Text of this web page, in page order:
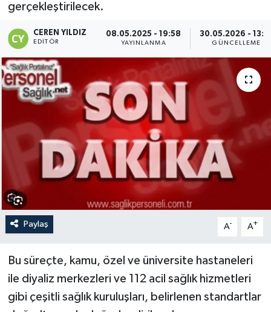
gerçekleştirilecek.
CEREN YILDIZ
EDITÖR
08.05.2025 - 19:58
YAYINLANMA
30.05.2026 -
GÜNCELLEME
Paylaş A- A+
Bu süreçte, kamu, özel ve üniversite hastaneleri
ile diyaliz merkezleri ve 112 acil sağlık hizmetleri
gibi çeşitli sağlık kuruluşları, belirlenen standartlar